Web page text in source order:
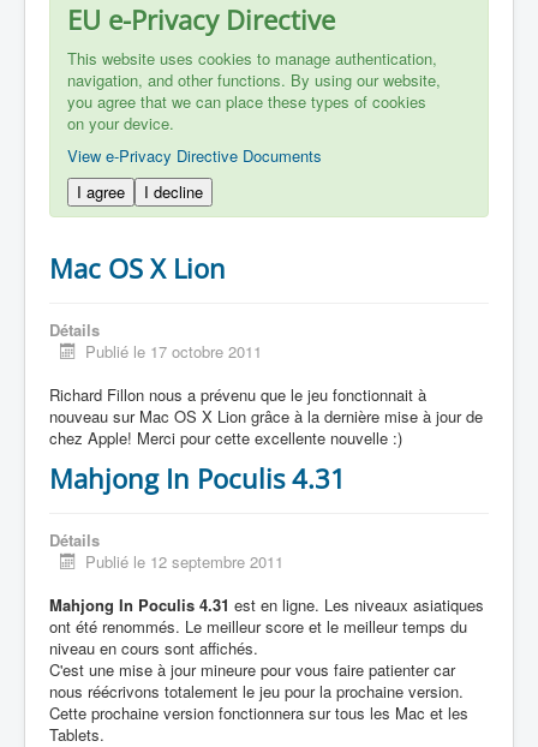
EU e-Privacy Directive
This website uses cookies to manage authentication,
navigation, and other functions. By using our website,
you agree that we can place these types of cookies
on your device.
View e-Privacy Directive Documents
I agree
I decline
Mac OS X Lion
Détails
Publié le 17 octobre 2011
Richard Fillon nous a prévenu que le jeu fonctionnait à
nouveau sur Mac OS X Lion grâce à la dernière mise à jour de
chez Apple! Merci pour cette excellente nouvelle :)
Mahjong In Poculis 4.31
Détails
Publié le 12 septembre 2011
Mahjong In Poculis 4.31 est en ligne. Les niveaux asiatiques
ont été renommés. Le meilleur score et le meilleur temps du
niveau en cours sont affichés.
C'est une mise à jour mineure pour vous faire patienter car
nous réécrivons totalement le jeu pour la prochaine version.
Cette prochaine version fonctionnera sur tous les Mac et les
Tablets.